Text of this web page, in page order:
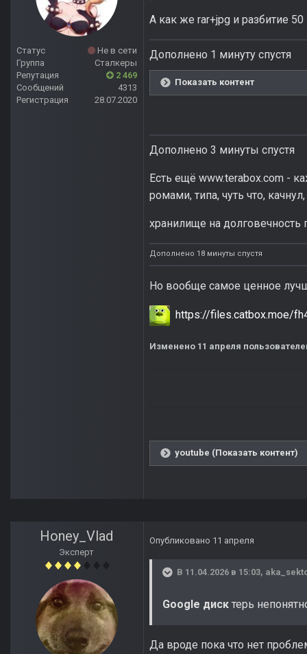
Статус
Не в сети
Группа
Сталкеры
Репутация
2 469
Сообщений
4313
Регистрация
28.07.2020
А как же rar+jpg и разбитие
Дополнено 1 минуту спустя
Показать контент
Дополнено 3 минуты спустя
Есть ещё www.terabox.com -
ромами, типа, чуть что,
хранилище на
Дополнено 18 минуты спустя
Но вообще самое ценное
https://files.catbox.moe/
Изменено 11 апреля
youtube (Показать контент)
Honey_Vlad
Эксперт
Опубликовано 11 апреля
В 11.04.2026 в 15:03,
Google диск терь
Да вроде пока что нет